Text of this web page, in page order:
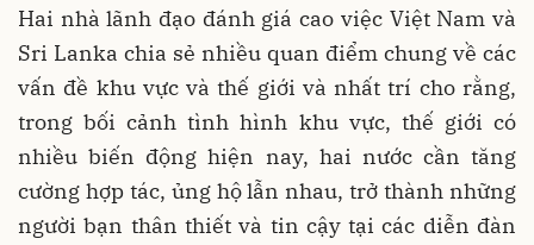
Hai nhà lãnh đạo đánh giá cao việc Việt Nam và
Sri Lanka chia sẻ nhiều quan điểm chung về các
vấn đề khu vực và thế giới và nhất trí cho rằng,
trong bối cảnh tình hình khu vực, thế giới có
nhiều biến động hiện nay, hai nước cần tăng
cường hợp tác, ủng hộ lẫn nhau, trở thành những
người bạn thân thiết và tin cậy tại các diễn đàn